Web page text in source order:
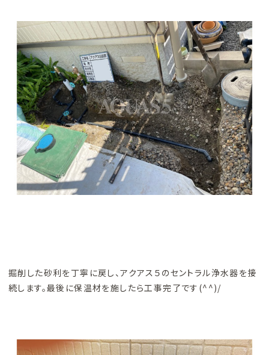
掘削した砂利を丁寧に戻し、アクアス５のセントラル浄水器を接
続します。最後に保温材を施したら工事完了です(^^)/